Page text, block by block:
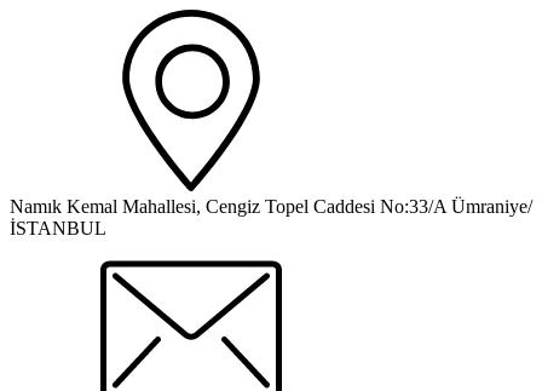
Namık Kemal Mahallesi, Cengiz Topel Caddesi No:33/A Ümraniye/
İSTANBUL